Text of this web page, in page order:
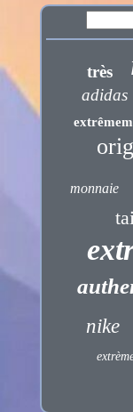
très
adidas
monnaie
nike